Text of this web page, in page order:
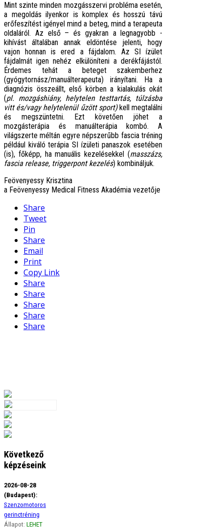
Mint szinte minden mozgásszervi probléma esetén,
a megoldás ilyenkor is komplex és hosszú távú
erőfeszítést igényel mind a beteg, mind a terapeuta
oldaláról. Az első – és gyakran a legnagyobb -
kihívást általában annak eldöntése jelenti, hogy
vajon honnan is ered a fájdalom. Az SI ízület
fájdalmát igen nehéz elkülöníteni a derékfájástól.
Érdemes tehát a beteget szakemberhez
(gyógytornász/manuálterapeuta) irányítani. Ha a
diagnózis összeállt, első körben a kialakulás okát
(pl. mozgáshiány, helytelen testtartás, túlzásba
vitt és/vagy helytelenül űzött sport)kell megtalálni
és megszüntetni. Ezt követően jöhet a
mozgásterápia és manuálterápia kombó. A
világszerte méltán egyre népszerűbb fascia tréning
például kiváló terápia SI ízületi panaszok esetében
(is), főképp, ha manuális kezelésekkel (masszázs,
fascia release, triggerpont kezelés) kombináljuk.
Feövenyessy Krisztina
a Feövenyessy Medical Fitness Akadémia vezetője
Share
Tweet
Pin
Share
Email
Print
Copy Link
Share
Share
Share
Share
Share
Következő
képzéseink
2026-08-28
(Budapest):
Szenzomotoros
gerinctréning
Állapot: LEHET